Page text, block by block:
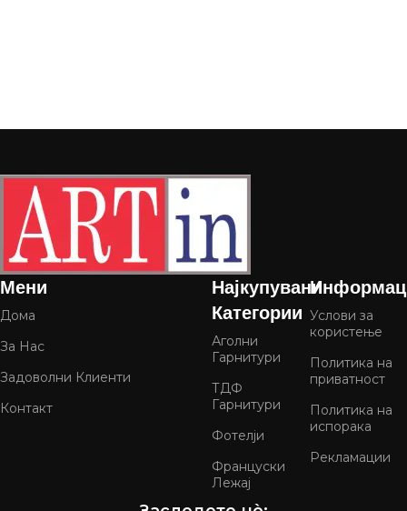
Мени
Дома
За Нас
Задоволни Клиенти
Контакт
Најкупувани
Категории
Аголни
Гарнитури
ТДФ
Гарнитури
Фотелји
Француски
Лежај
Услови за
користење
Политика на
приватност
Политика на
испорака
Рекламации